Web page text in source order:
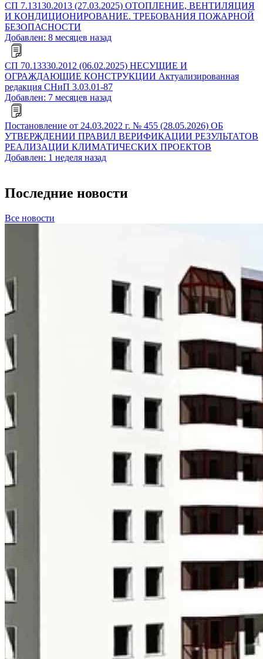
СП 7.13130.2013 (27.03.2025) ОТОПЛЕНИЕ, ВЕНТИЛЯЦИЯ
И КОНДИЦИОНИРОВАНИЕ. ТРЕБОВАНИЯ ПОЖАРНОЙ
БЕЗОПАСНОСТИ
Добавлен: 8 месяцев назад
СП 70.13330.2012 (06.02.2025) НЕСУЩИЕ И
ОГРАЖДАЮЩИЕ КОНСТРУКЦИИ Актуализированная
редакция СНиП 3.03.01-87
Добавлен: 7 месяцев назад
Постановление от 24.03.2022 г. № 455 (28.05.2026) ОБ
УТВЕРЖДЕНИИ ПРАВИЛ ВЕРИФИКАЦИИ РЕЗУЛЬТАТОВ
РЕАЛИЗАЦИИ КЛИМАТИЧЕСКИХ ПРОЕКТОВ
Добавлен: 1 неделя назад
Последние новости
Все новости